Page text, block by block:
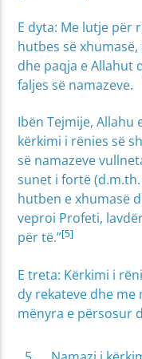
E dyta: Me lutje për
hutbes së
dhe paqja e Allahut
faljes së namazeve.
Ibën Tejmije, Allahu
kërkimi i rënies së
së namazeve
sunet i fortë
hutben e xhumasë
veproi Profeti,
për të.”[5]
E treta: Kërkimi i
dy rekateve dhe
mënyra e përsosur